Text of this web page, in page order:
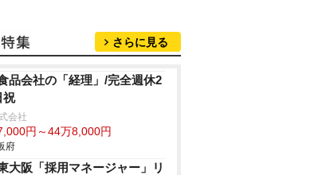
さらに見る
品会社の「経理」/完全週休2
祝
会社
円～44万8,000円
府
大阪「採用マネージャー」リ